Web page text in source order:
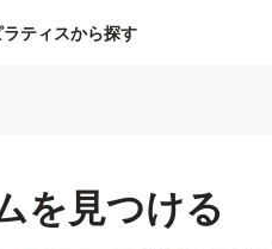
ラティスから探す
を見つける